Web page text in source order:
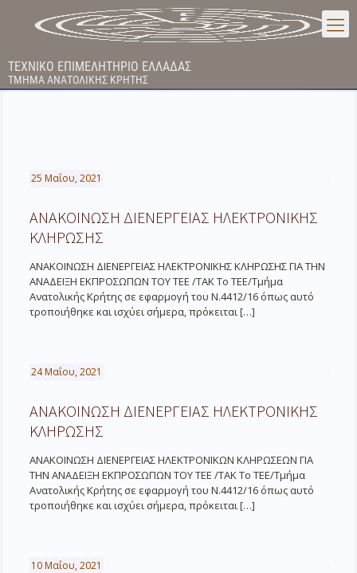
ΤΕΧΝΙΚΟ ΕΠΙΜΕΛΗΤΗΡΙΟ ΕΛΛΑΔΑΣ
ΤΜΗΜΑ ΑΝΑΤΟΛΙΚΗΣ ΚΡΗΤΗΣ
25 Μαΐου, 2021
ΑΝΑΚΟΙΝΩΣΗ ΔΙΕΝΕΡΓΕΙΑΣ ΗΛΕΚΤΡΟΝΙΚΗΣ
ΚΛΗΡΩΣΗΣ
ΑΝΑΚΟΙΝΩΣΗ ΔΙΕΝΕΡΓΕΙΑΣ ΗΛΕΚΤΡΟΝΙΚΗΣ ΚΛΗΡΩΣΗΣ ΓΙΑ ΤΗΝ
ΑΝΑΔΕΙΞΗ ΕΚΠΡΟΣΩΠΩΝ ΤΟΥ ΤΕΕ /ΤΑΚ Το ΤΕΕ/Τμήμα
Ανατολικής Κρήτης σε εφαρμογή του Ν.4412/16 όπως αυτό
τροποιήθηκε και ισχύει σήμερα, πρόκειται[…]
24 Μαΐου, 2021
ΑΝΑΚΟΙΝΩΣΗ ΔΙΕΝΕΡΓΕΙΑΣ ΗΛΕΚΤΡΟΝΙΚΗΣ
ΚΛΗΡΩΣΗΣ
ΑΝΑΚΟΙΝΩΣΗ ΔΙΕΝΕΡΓΕΙΑΣ ΗΛΕΚΤΡΟΝΙΚΩΝ ΚΛΗΡΩΣEΩΝ ΓΙΑ
ΤΗΝ ΑΝΑΔΕΙΞΗ ΕΚΠΡΟΣΩΠΩΝ ΤΟΥ ΤΕΕ /ΤΑΚ Το ΤΕΕ/Τμήμα
Ανατολικής Κρήτης σε εφαρμογή του Ν.4412/16 όπως αυτό
τροποιήθηκε και ισχύει σήμερα, πρόκειται[…]
10 Μαΐου, 2021